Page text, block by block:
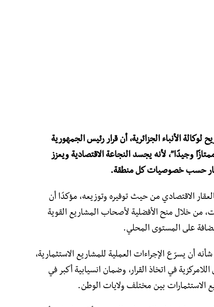
الأنباء الجزائرية، أن قرار رئيس الجمهورية
وجيدًا”، لأنه يجسد النجاعة الاقتصادية ويعزز
حسب خصوصيات كل منطقة.
الاقتصادي من حيث توفيره وتوزيعه، مؤكدًا أن
من خلال منح الأفضلية لأصحاب المشاريع القوية
على المستوى المحلي.
أن يسرّع الإجراءات العملية للمشاريع الاستثمارية،
في اتخاذ القرار، وضمان انسيابية أكبر في
الاستثمارات بين مختلف ولايات الوطن.